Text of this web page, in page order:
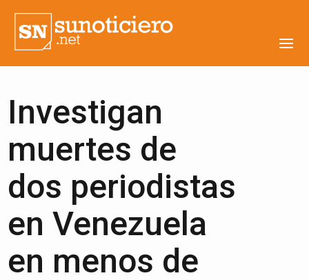
Investigan
muertes de
dos periodistas
en Venezuela
en menos de